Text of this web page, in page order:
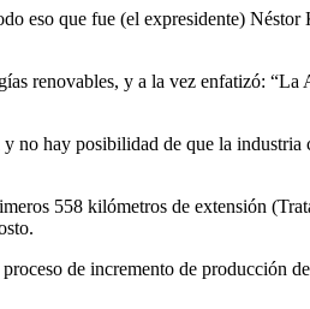
eso que fue (el expresidente)
renovables, y a la vez enfatizó: “La
no hay posibilidad de que la industria
558 kilómetros de extensión
de incremento de producción